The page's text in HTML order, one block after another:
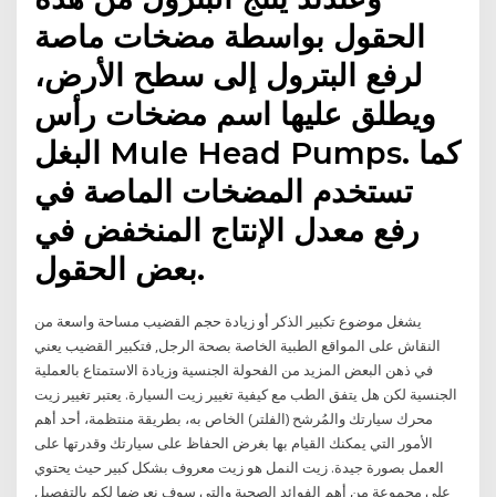
الحقول بواسطة مضخات ماصة
لرفع البترول إلى سطح الأرض،
ويطلق عليها اسم مضخات رأس
البغل Mule Head Pumps. كما
تستخدم المضخات الماصة في
رفع معدل الإنتاج المنخفض في
بعض الحقول.
يشغل موضوع تكبير الذكر أو زيادة حجم القضيب مساحة واسعة من
النقاش على المواقع الطبية الخاصة بصحة الرجل, فتكبير القضيب يعني
في ذهن البعض المزيد من الفحولة الجنسية وزيادة الاستمتاع بالعملية
الجنسية لكن هل يتفق الطب مع كيفية تغيير زيت السيارة. يعتبر تغيير زيت
محرك سيارتك والمُرشح (الفلتر) الخاص به، بطريقة منتظمة، أحد أهم
الأمور التي يمكنك القيام بها بغرض الحفاظ على سيارتك وقدرتها على
العمل بصورة جيدة. زيت النمل هو زيت معروف بشكل كبير حيث يحتوي
على مجموعة من أهم الفوائد الصحية والتي سوف نعرضها لكم بالتفصيل